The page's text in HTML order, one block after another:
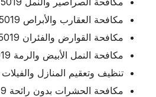
مكافحة العقارب والأبراص 0556115019
مكافحة القوارض والفئران 0556115019
مكافحة النمل الأبيض والرمة 0556115019
تنظيف وتعقيم المنازل والفيلات 0556115019
مكافحة الحشرات بدون رائحة 0556115019